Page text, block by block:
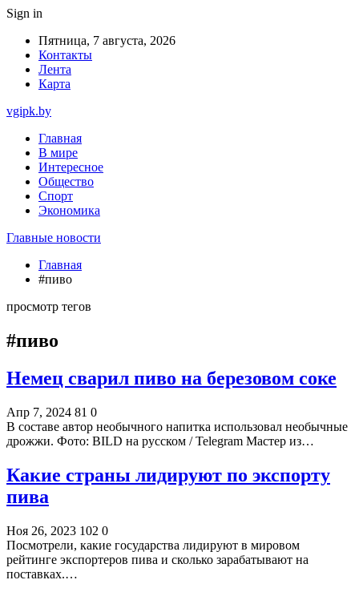
Sign in
Пятница, 7 августа, 2026
Контакты
Лента
Карта
vgipk.by
Главная
В мире
Интересное
Общество
Спорт
Экономика
Главные новости
Главная
#пиво
просмотр тегов
#пиво
Немец сварил пиво на березовом соке
Апр 7, 2024 81 0
В составе автор необычного напитка использовал необычные
дрожжи. Фото: BILD на русском / Telegram Мастер из…
Какие страны лидируют по экспорту
пива
Ноя 26, 2023 102 0
Посмотрели, какие государства лидируют в мировом
рейтинге экспортеров пива и сколько зарабатывают на
поставках.…